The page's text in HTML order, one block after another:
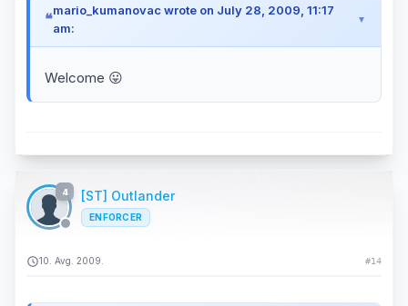
mario_kumanovac wrote on July 28, 2009, 11:17
am:
Welcome 😛
4 [ST] Outlander
ENFORCER
10. Avg. 2009. #14